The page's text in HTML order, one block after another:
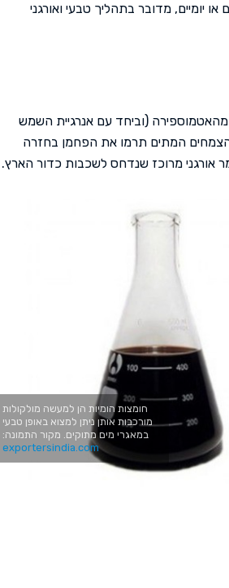
יומיים, מדובר בתהליך טבעי ואורגני
(וביחד עם אנרגיית השמש
מהצמחים המתים תרמו את הפחמן בחזרה
אורגני מרוכז שנדחס לשכבות כדור הארץ.
חומצות הומיות הן למעשה מולקולות
מורכבות אותן ניתן למצוא באופן טבעי
במאגרי מים מתוקים. מקור התמונה:
exportersindia.com